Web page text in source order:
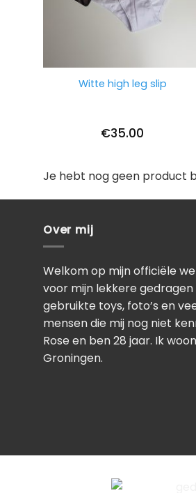
Witte high leg slip
€35.00
Je hebt nog geen product
Over mij
Welkom op mijn officiële
voor mijn lekkere gedragen
gebruikte toys, foto’s en
mensen die mij nog niet
Rose en ben 28 jaar. Ik
Groningen.